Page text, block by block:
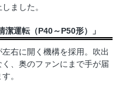
ました。
潔運転（P40～P50形）」
右に開く機構を採用。吹出
、奥のファンにまで手が届
。